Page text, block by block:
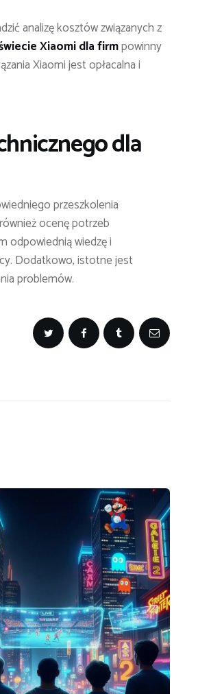
analizę kosztów związanych z
Xiaomi dla firmpowinny
Xiaomi jest opłacalna i
dla
przeszkolenia
ocenę potrzeb
odpowiednią wiedzę i
Dodatkowo, istotne jest
problemów.